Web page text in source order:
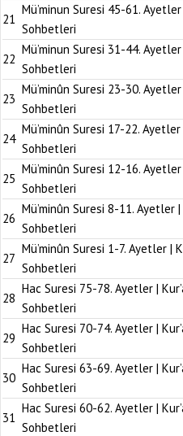
21
Mü’minun Suresi 45-61. Ayetler
Sohbetleri
22
Mü’minun Suresi 31-44. Ayetler
Sohbetleri
23
Mü’minûn Suresi 23-30. Ayetler
Sohbetleri
24
Mü’minûn Suresi 17-22. Ayetler
Sohbetleri
25
Mü’minûn Suresi 12-16. Ayetler
Sohbetleri
26
Mü’minûn Suresi 8-11. Ayetler |
Sohbetleri
27
Mü’minûn Suresi 1-7. Ayetler |
Sohbetleri
28
Hac Suresi 75-78. Ayetler |
Sohbetleri
29
Hac Suresi 70-74. Ayetler |
Sohbetleri
30
Hac Suresi 63-69. Ayetler |
Sohbetleri
31
Hac Suresi 60-62. Ayetler |
Sohbetleri